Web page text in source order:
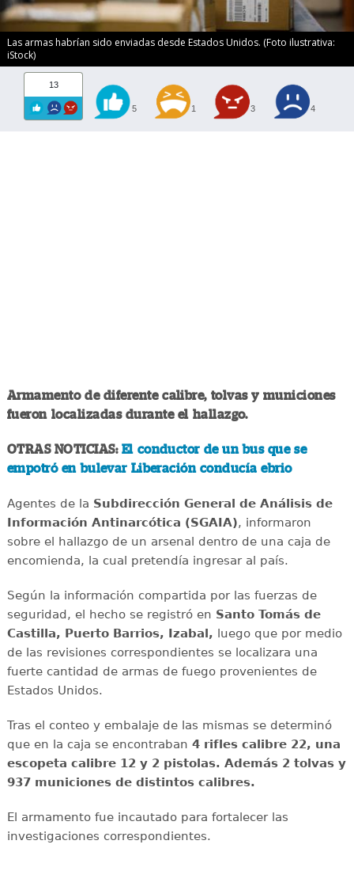
Las armas habrían sido enviadas desde Estados Unidos. (Foto ilustrativa:
iStock)
13
5 1 3 4
Armamento de diferente calibre, tolvas y municiones
fueron localizadas durante el hallazgo.
OTRAS NOTICIAS: El conductor de un bus que se
empotró en bulevar Liberación conducía ebrio
Agentes de la Subdirección General de Análisis de
Información Antinarcótica (SGAIA), informaron
sobre el hallazgo de un arsenal dentro de una caja de
encomienda, la cual pretendía ingresar al país.
Según la información compartida por las fuerzas de
seguridad, el hecho se registró en Santo Tomás de
Castilla, Puerto Barrios, Izabal, luego que por medio
de las revisiones correspondientes se localizara una
fuerte cantidad de armas de fuego provenientes de
Estados Unidos.
Tras el conteo y embalaje de las mismas se determinó
que en la caja se encontraban 4 rifles calibre 22, una
escopeta calibre 12 y 2 pistolas. Además 2 tolvas y
937 municiones de distintos calibres.
El armamento fue incautado para fortalecer las
investigaciones correspondientes.